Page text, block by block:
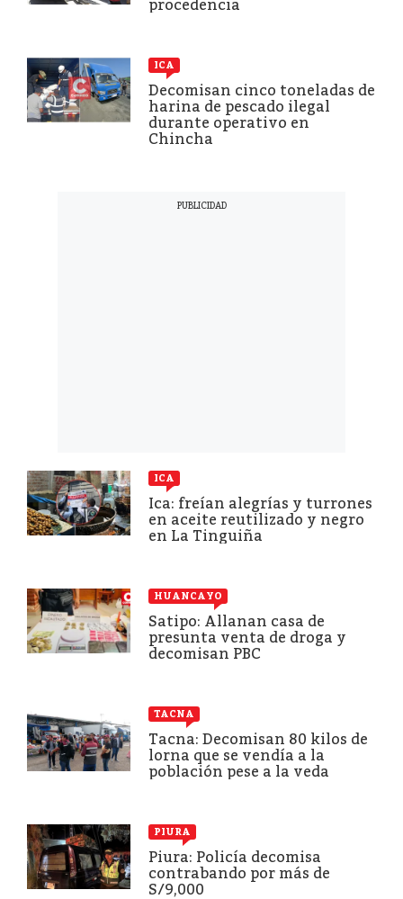
procedencia
ICA
Decomisan cinco toneladas de
harina de pescado ilegal
durante operativo en
Chincha
ICA
Ica: freían alegrías y turrones
en aceite reutilizado y negro
en La Tinguiña
HUANCAYO
Satipo: Allanan casa de
presunta venta de droga y
decomisan PBC
TACNA
Tacna: Decomisan 80 kilos de
lorna que se vendía a la
población pese a la veda
PIURA
Piura: Policía decomisa
contrabando por más de
S/9,000